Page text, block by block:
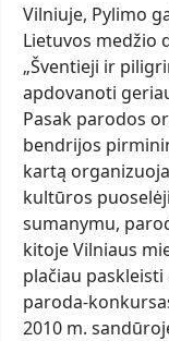
Vilniuje, Pylimo
Lietuvos medžio
„Šventieji ir
apdovanoti
Pasak parodos
bendrijos
kartą
kultūros
sumanymu,
kitoje Vilniaus
plačiau
paroda-
2010 m.